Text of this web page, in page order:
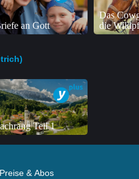
an Gott
Das
die
Teil 1
Preise & Abos